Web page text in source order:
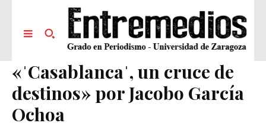
«ˈCasablancaˈ, un cruce de
destinos» por Jacobo García
Ochoa